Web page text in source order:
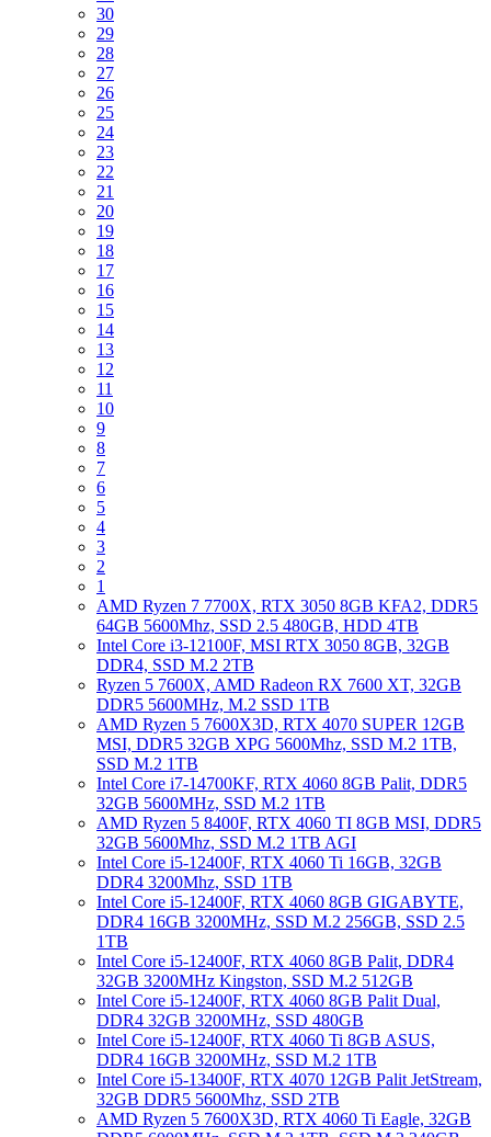
30
29
28
27
26
25
24
23
22
21
20
19
18
17
16
15
14
13
12
11
10
9
8
7
6
5
4
3
2
1
AMD Ryzen 7 7700X, RTX 3050 8GB KFA2, DDR5
64GB 5600Mhz, SSD 2.5 480GB, HDD 4TB
Intel Core i3-12100F, MSI RTX 3050 8GB, 32GB
DDR4, SSD M.2 2TB
Ryzen 5 7600X, AMD Radeon RX 7600 XT, 32GB
DDR5 5600MHz, M.2 SSD 1TB
AMD Ryzen 5 7600X3D, RTX 4070 SUPER 12GB
MSI, DDR5 32GB XPG 5600Mhz, SSD M.2 1TB,
SSD M.2 1TB
Intel Core i7-14700KF, RTX 4060 8GB Palit, DDR5
32GB 5600MHz, SSD M.2 1TB
AMD Ryzen 5 8400F, RTX 4060 TI 8GB MSI, DDR5
32GB 5600Mhz, SSD M.2 1TB AGI
Intel Core i5-12400F, RTX 4060 Ti 16GB, 32GB
DDR4 3200Mhz, SSD 1TB
Intel Core i5-12400F, RTX 4060 8GB GIGABYTE,
DDR4 16GB 3200MHz, SSD M.2 256GB, SSD 2.5
1TB
Intel Core i5-12400F, RTX 4060 8GB Palit, DDR4
32GB 3200MHz Kingston, SSD M.2 512GB
Intel Core i5-12400F, RTX 4060 8GB Palit Dual,
DDR4 32GB 3200MHz, SSD 480GB
Intel Core i5-12400F, RTX 4060 Ti 8GB ASUS,
DDR4 16GB 3200MHz, SSD M.2 1TB
Intel Core i5-13400F, RTX 4070 12GB Palit JetStream,
32GB DDR5 5600Mhz, SSD 2TB
AMD Ryzen 5 7600X3D, RTX 4060 Ti Eagle, 32GB